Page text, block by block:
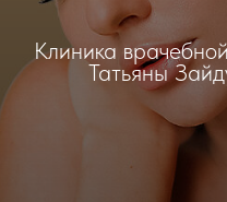
Клиника
Татьяны